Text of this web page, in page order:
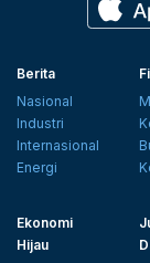
Berita
Nasional
Industri
Internasional
Energi
Ekonomi
Hijau